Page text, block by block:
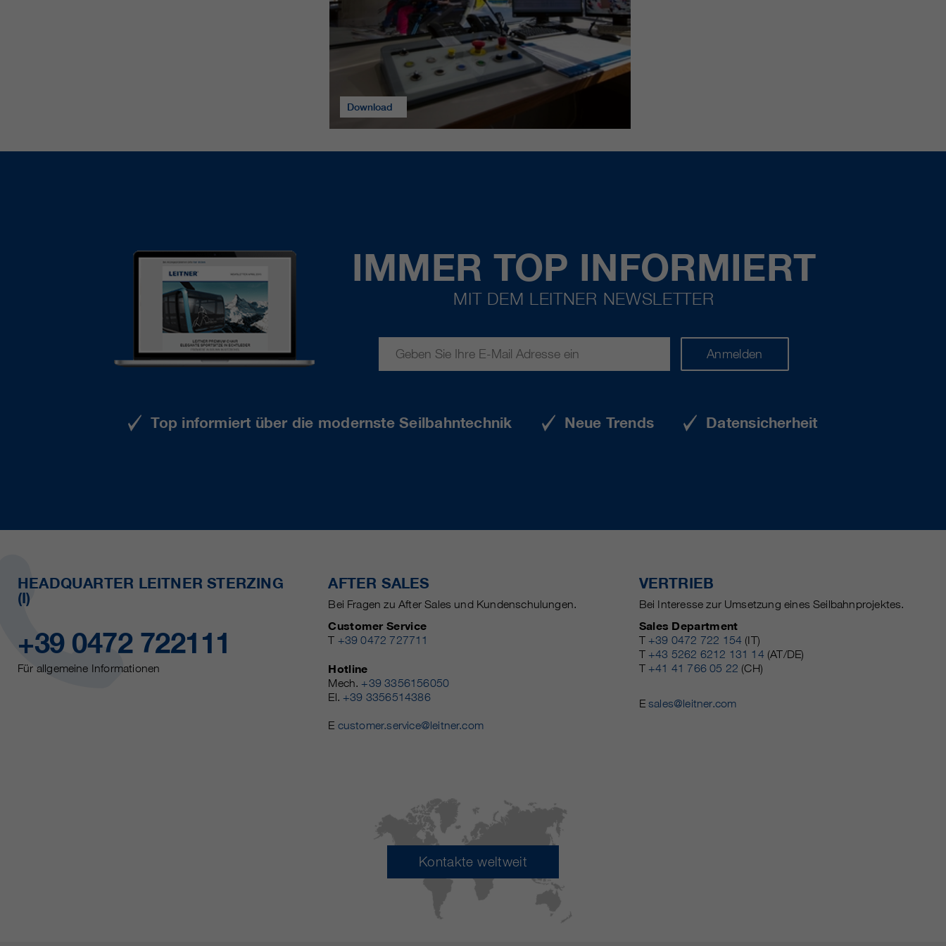
Download
IMMER TOP INFORMIERT
MIT DEM LEITNER NEWSLETTER
Anmelden
Top informiert über die modernste Seilbahntechnik Neue Trends Datensicherheit
HEADQUARTER LEITNER STERZING
(I)
+39 0472 722111
Für allgemeine Informationen
AFTER SALES
Bei Fragen zu After Sales und Kundenschulungen.
Customer Service
T +39 0472 727711
Hotline
Mech. +39 3356156050
El. +39 3356514386
E customer.service@leitner.com
VERTRIEB
Bei Interesse zur Umsetzung eines Seilbahnprojektes.
Sales Department
T +39 0472 722 154 (IT)
T +43 5262 6212 131 14(AT/DE)
T +41 41 766 05 22 (CH)
Esales@leitner.com
Kontakte weltweit